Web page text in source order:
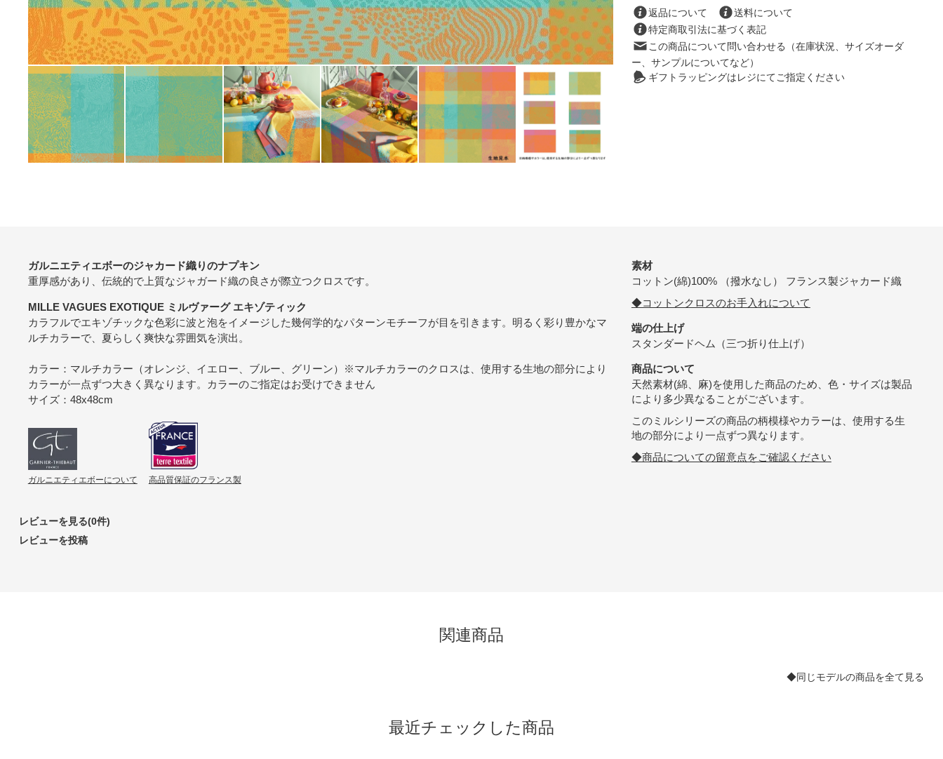
返品について
送料について
特定商取引法に基づく表記
この商品について問い合わせる（在庫状況、サイズオーダ
ー、サンプルについてなど）
ギフトラッピングはレジにてご指定ください
ガルニエティエボーのジャカード織りのナプキン
重厚感があり、伝統的で上質なジャガード織の良さが際立つクロスです。
MILLE VAGUES EXOTIQUE ミルヴァーグ エキゾティック
カラフルでエキゾチックな色彩に波と泡をイメージした幾何学的なパターンモチーフが目を引きます。明るく彩り豊かなマ
ルチカラーで、夏らしく爽快な雰囲気を演出。
カラー：マルチカラー（オレンジ、イエロー、ブルー、グリーン）※マルチカラーのクロスは、使用する生地の部分により
カラーが一点ずつ大きく異なります。カラーのご指定はお受けできません
サイズ：48x48cm
ガルニエティエボーについて 高品質保証のフランス製
素材
コットン(綿)100% （撥水なし） フランス製ジャカード織
◆コットンクロスのお手入れについて
端の仕上げ
スタンダードヘム（三つ折り仕上げ）
商品について
天然素材(綿、麻)を使用した商品のため、色・サイズは製品
により多少異なることがございます。
このミルシリーズの商品の柄模様やカラーは、使用する生
地の部分により一点ずつ異なります。
◆商品についての留意点をご確認ください
レビューを見る(0件)
レビューを投稿
関連商品
◆同じモデルの商品を全て見る
最近チェックした商品